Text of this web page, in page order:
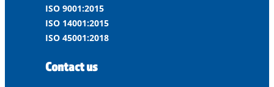
ISO 9001:2015
ISO 14001:2015
ISO 45001:2018
Contact us